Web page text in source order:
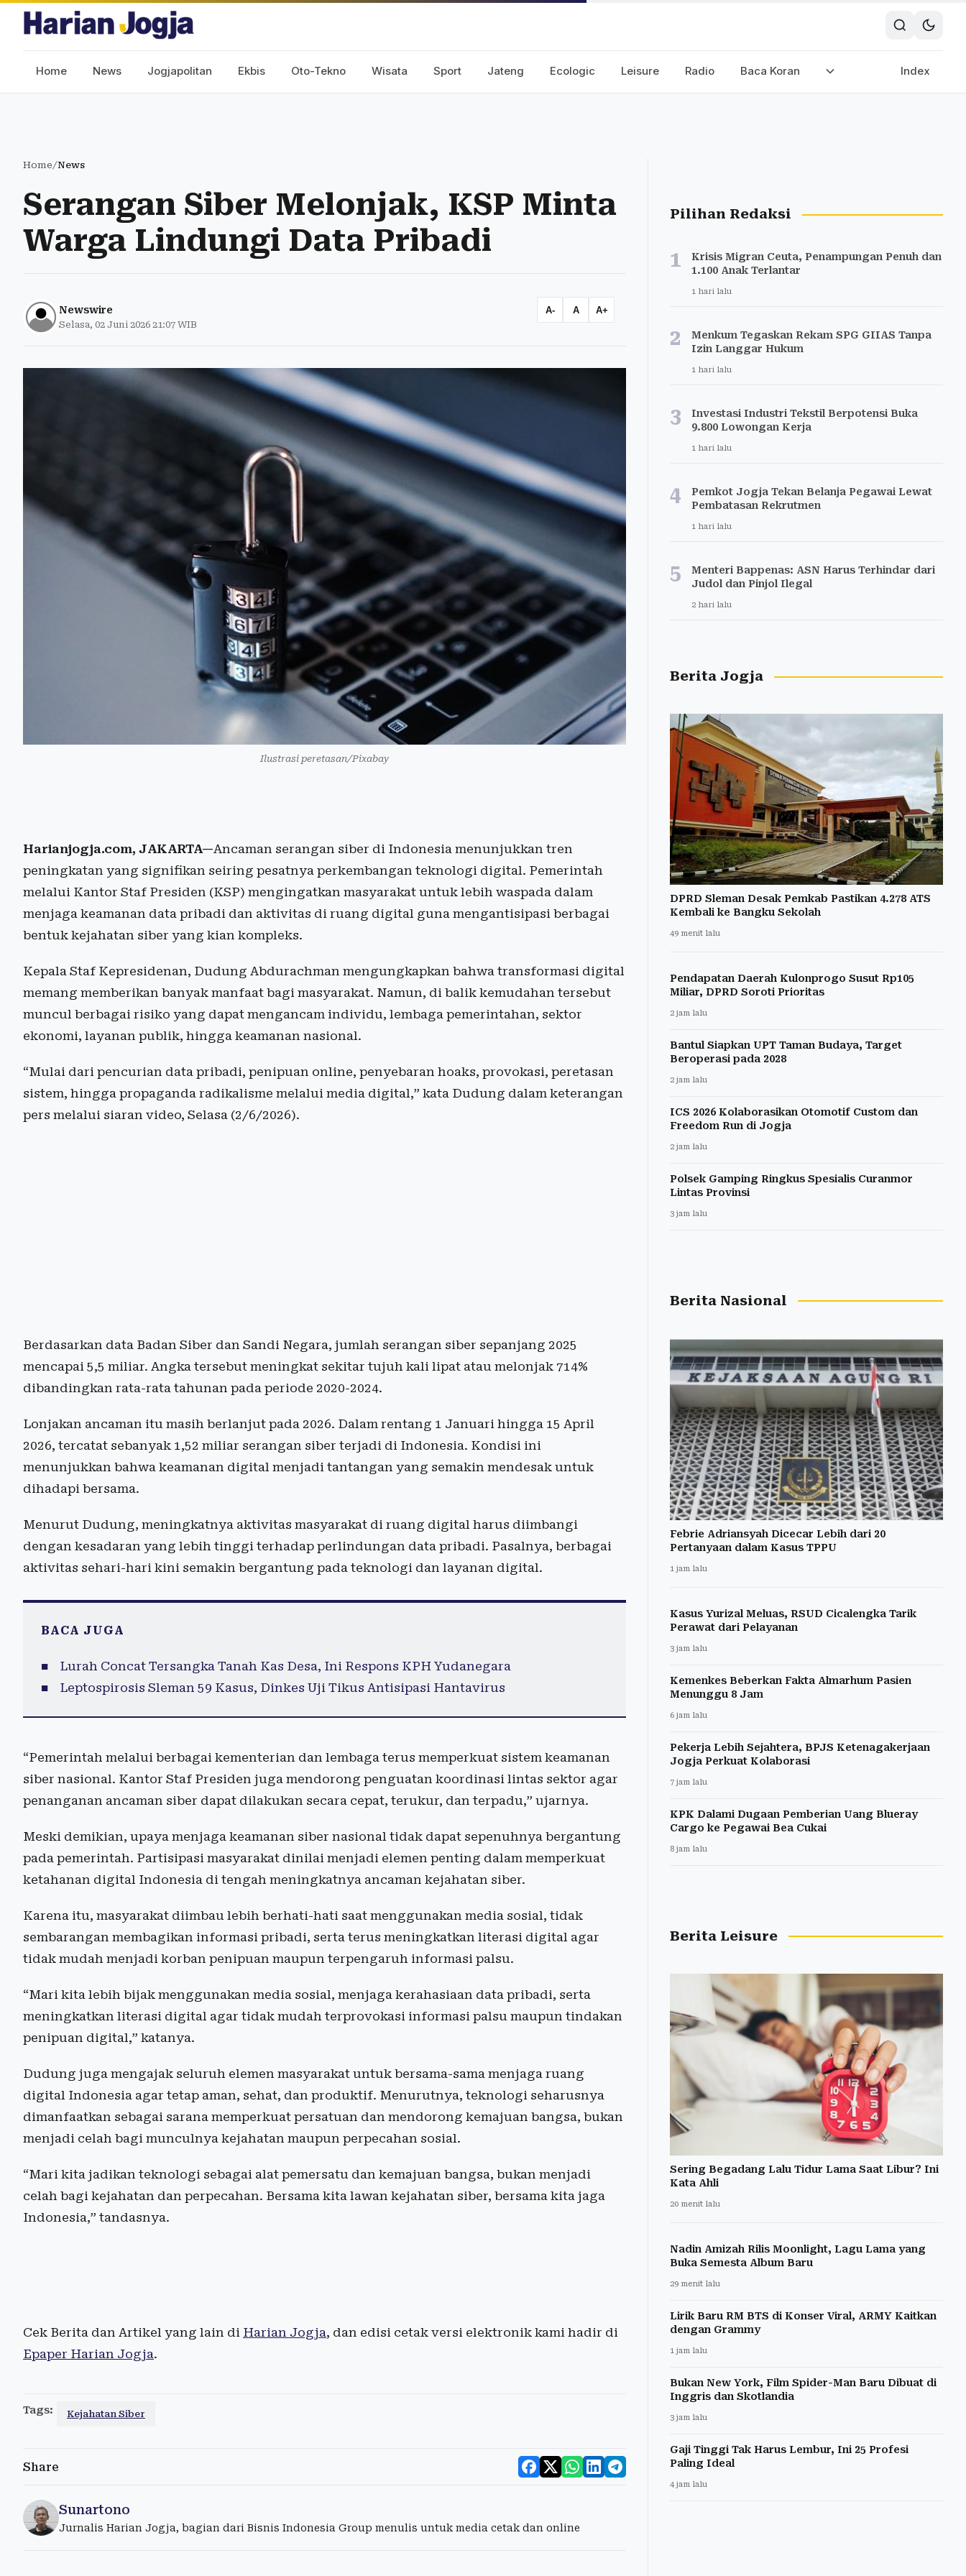
Home News Jogjapolitan Ekbis Oto-Tekno Wisata Sport Jateng Ecologic Leisure Radio Baca Koran Index
Home/News
Serangan Siber Melonjak, KSP Minta
Warga Lindungi Data Pribadi
Newswire
Selasa, 02 Juni 2026 21:07 WIB
A- A A+
Ilustrasi peretasan/Pixabay
Harianjogja.com, JAKARTA—Ancaman serangan siber di Indonesia menunjukkan tren
peningkatan yang signifikan seiring pesatnya perkembangan teknologi digital. Pemerintah
melalui Kantor Staf Presiden (KSP) mengingatkan masyarakat untuk lebih waspada dalam
menjaga keamanan data pribadi dan aktivitas di ruang digital guna mengantisipasi berbagai
bentuk kejahatan siber yang kian kompleks.
Kepala Staf Kepresidenan, Dudung Abdurachman mengungkapkan bahwa transformasi digital
memang memberikan banyak manfaat bagi masyarakat. Namun, di balik kemudahan tersebut
muncul berbagai risiko yang dapat mengancam individu, lembaga pemerintahan, sektor
ekonomi, layanan publik, hingga keamanan nasional.
“Mulai dari pencurian data pribadi, penipuan online, penyebaran hoaks, provokasi, peretasan
sistem, hingga propaganda radikalisme melalui media digital,” kata Dudung dalam keterangan
pers melalui siaran video, Selasa (2/6/2026).
Berdasarkan data Badan Siber dan Sandi Negara, jumlah serangan siber sepanjang 2025
mencapai 5,5 miliar. Angka tersebut meningkat sekitar tujuh kali lipat atau melonjak 714%
dibandingkan rata-rata tahunan pada periode 2020-2024.
Lonjakan ancaman itu masih berlanjut pada 2026. Dalam rentang 1 Januari hingga 15 April
2026, tercatat sebanyak 1,52 miliar serangan siber terjadi di Indonesia. Kondisi ini
menunjukkan bahwa keamanan digital menjadi tantangan yang semakin mendesak untuk
dihadapi bersama.
Menurut Dudung, meningkatnya aktivitas masyarakat di ruang digital harus diimbangi
dengan kesadaran yang lebih tinggi terhadap perlindungan data pribadi. Pasalnya, berbagai
aktivitas sehari-hari kini semakin bergantung pada teknologi dan layanan digital.
BACA JUGA
Lurah Concat Tersangka Tanah Kas Desa, Ini Respons KPH Yudanegara
Leptospirosis Sleman 59 Kasus, Dinkes Uji Tikus Antisipasi Hantavirus
“Pemerintah melalui berbagai kementerian dan lembaga terus memperkuat sistem keamanan
siber nasional. Kantor Staf Presiden juga mendorong penguatan koordinasi lintas sektor agar
penanganan ancaman siber dapat dilakukan secara cepat, terukur, dan terpadu,” ujarnya.
Meski demikian, upaya menjaga keamanan siber nasional tidak dapat sepenuhnya bergantung
pada pemerintah. Partisipasi masyarakat dinilai menjadi elemen penting dalam memperkuat
ketahanan digital Indonesia di tengah meningkatnya ancaman kejahatan siber.
Karena itu, masyarakat diimbau lebih berhati-hati saat menggunakan media sosial, tidak
sembarangan membagikan informasi pribadi, serta terus meningkatkan literasi digital agar
tidak mudah menjadi korban penipuan maupun terpengaruh informasi palsu.
“Mari kita lebih bijak menggunakan media sosial, menjaga kerahasiaan data pribadi, serta
meningkatkan literasi digital agar tidak mudah terprovokasi informasi palsu maupun tindakan
penipuan digital,” katanya.
Dudung juga mengajak seluruh elemen masyarakat untuk bersama-sama menjaga ruang
digital Indonesia agar tetap aman, sehat, dan produktif. Menurutnya, teknologi seharusnya
dimanfaatkan sebagai sarana memperkuat persatuan dan mendorong kemajuan bangsa, bukan
menjadi celah bagi munculnya kejahatan maupun perpecahan sosial.
“Mari kita jadikan teknologi sebagai alat pemersatu dan kemajuan bangsa, bukan menjadi
celah bagi kejahatan dan perpecahan. Bersama kita lawan kejahatan siber, bersama kita jaga
Indonesia,” tandasnya.
Cek Berita dan Artikel yang lain di Harian Jogja, dan edisi cetak versi elektronik kami hadir di
Epaper Harian Jogja.
Tags: Kejahatan Siber
Share
Sunartono
Jurnalis Harian Jogja, bagian dari Bisnis Indonesia Group menulis untuk media cetak dan online
Pilihan Redaksi
1
Krisis Migran Ceuta, Penampungan Penuh dan
1.100 Anak Terlantar
1 hari lalu
2
Menkum Tegaskan Rekam SPG GIIAS Tanpa
Izin Langgar Hukum
1 hari lalu
3
Investasi Industri Tekstil Berpotensi Buka
9.800 Lowongan Kerja
1 hari lalu
4
Pemkot Jogja Tekan Belanja Pegawai Lewat
Pembatasan Rekrutmen
1 hari lalu
5
Menteri Bappenas: ASN Harus Terhindar dari
Judol dan Pinjol Ilegal
2 hari lalu
Berita Jogja
DPRD Sleman Desak Pemkab Pastikan 4.278 ATS
Kembali ke Bangku Sekolah
49 menit lalu
Pendapatan Daerah Kulonprogo Susut Rp105
Miliar, DPRD Soroti Prioritas
2 jam lalu
Bantul Siapkan UPT Taman Budaya, Target
Beroperasi pada 2028
2 jam lalu
ICS 2026 Kolaborasikan Otomotif Custom dan
Freedom Run di Jogja
2 jam lalu
Polsek Gamping Ringkus Spesialis Curanmor
Lintas Provinsi
3 jam lalu
Berita Nasional
Febrie Adriansyah Dicecar Lebih dari 20
Pertanyaan dalam Kasus TPPU
1 jam lalu
Kasus Yurizal Meluas, RSUD Cicalengka Tarik
Perawat dari Pelayanan
3 jam lalu
Kemenkes Beberkan Fakta Almarhum Pasien
Menunggu 8 Jam
6 jam lalu
Pekerja Lebih Sejahtera, BPJS Ketenagakerjaan
Jogja Perkuat Kolaborasi
7 jam lalu
KPK Dalami Dugaan Pemberian Uang Blueray
Cargo ke Pegawai Bea Cukai
8 jam lalu
Berita Leisure
Sering Begadang Lalu Tidur Lama Saat Libur? Ini
Kata Ahli
20 menit lalu
Nadin Amizah Rilis Moonlight, Lagu Lama yang
Buka Semesta Album Baru
29 menit lalu
Lirik Baru RM BTS di Konser Viral, ARMY Kaitkan
dengan Grammy
1 jam lalu
Bukan New York, Film Spider-Man Baru Dibuat di
Inggris dan Skotlandia
3 jam lalu
Gaji Tinggi Tak Harus Lembur, Ini 25 Profesi
Paling Ideal
4 jam lalu